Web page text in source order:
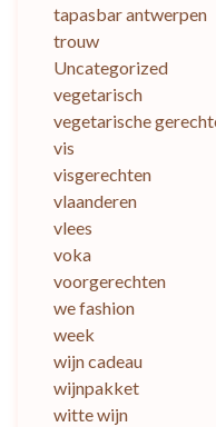
tapasbar antwerpen
trouw
Uncategorized
vegetarisch
vegetarische
vis
visgerechten
vlaanderen
vlees
voka
voorgerechten
we fashion
week
wijn cadeau
wijnpakket
witte wijn